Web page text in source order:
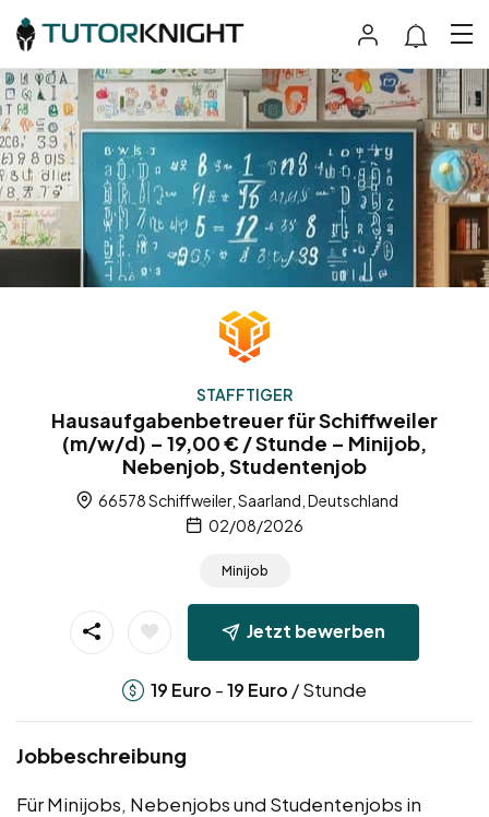
STAFFTIGER
Hausaufgabenbetreuer für Schiffweiler
(m/w/d) – 19,00 € / Stunde – Minijob,
Nebenjob, Studentenjob
66578 Schiffweiler, Saarland, Deutschland
02/08/2026
Minijob
Jetzt bewerben
19 Euro -19 Euro / Stunde
Jobbeschreibung
Für Minijobs, Nebenjobs und Studentenjobs in